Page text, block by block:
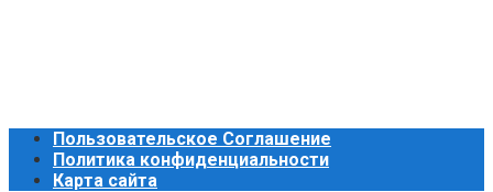
Пользовательское Соглашение
Политика конфиденциальности
Карта сайта